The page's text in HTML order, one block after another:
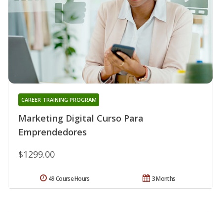
Marketing Digital Curso Para
Emprendedores
CAREER TRAINING PROGRAM
$1299.00
3 Months
49 Course Hours